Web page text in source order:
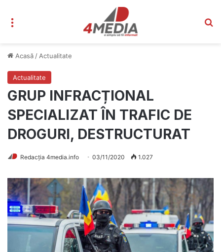
Acasă / Actualitate
Actualitate
GRUP INFRACȚIONAL
SPECIALIZAT ÎN TRAFIC DE
DROGURI, DESTRUCTURAT
Redacția 4media.info 03/11/2020 1.027